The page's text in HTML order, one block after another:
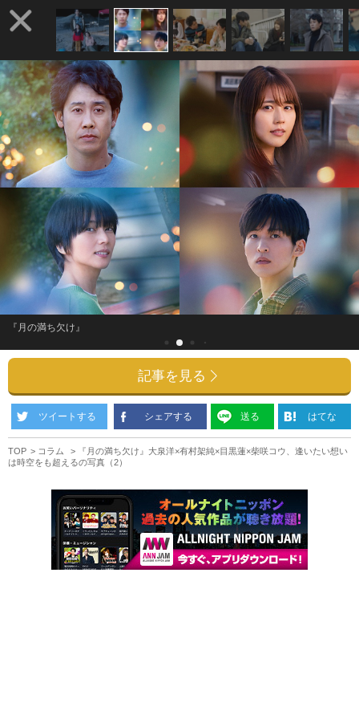
『月の満ち欠け』
記事を見る
ツイートする シェアする 送る はてな
TOP コラム
『月の満ち欠け』大泉洋×有村架純×目黒蓮×柴咲コウ、逢いたい想い
は時空をも超えるの写真（2）